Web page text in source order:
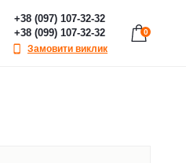
+38 (097) 107-32-32
+38 (099) 107-32-32
Замовити виклик
0